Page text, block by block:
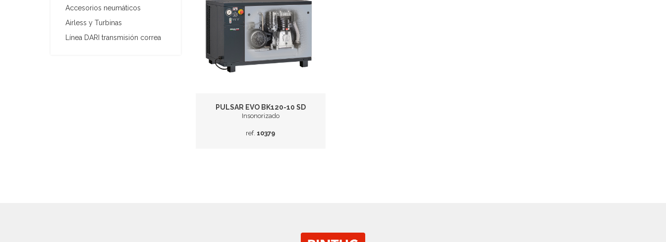
PULSAR EVO BK120-10 SD
Insonorizado
ref. 10379
Accesorios neumáticos
Airless y Turbinas
Línea DARI transmisión correa